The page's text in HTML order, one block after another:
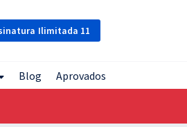
Ilimitada 11
Blog Aprovados